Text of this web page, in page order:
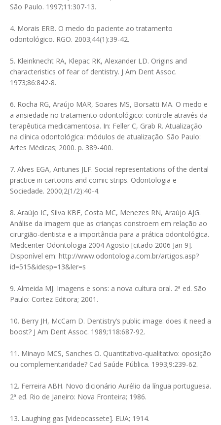
São Paulo. 1997;11:307-13.
4. Morais ERB. O medo do paciente ao tratamento
odontológico. RGO. 2003;44(1):39-42.
5. Kleinknecht RA, Klepac RK, Alexander LD. Origins and
characteristics of fear of dentistry. J Am Dent Assoc.
1973;86:842-8.
6. Rocha RG, Araújo MAR, Soares MS, Borsatti MA. O medo e
a ansiedade no tratamento odontológico: controle através da
terapêutica medicamentosa. In: Feller C, Grab R. Atualização
na clínica odontológica: módulos de atualização. São Paulo:
Artes Médicas; 2000. p. 389-400.
7. Alves EGA, Antunes JLF. Social representations of the dental
practice in cartoons and comic strips. Odontologia e
Sociedade. 2000;2(1/2):40-4.
8. Araújo IC, Silva KBF, Costa MC, Menezes RN, Araújo AJG.
Análise da imagem que as crianças constroem em relação ao
cirurgião-dentista e a importância para a prática odontológica.
Medcenter Odontologia 2004 Agosto [citado 2006 Jan 9].
Disponível em: http://www.odontologia.com.br/artigos.asp?
id=515&idesp=13&ler=s
9. Almeida MJ. Imagens e sons: a nova cultura oral. 2ª ed. São
Paulo: Cortez Editora; 2001.
10. Berry JH, McCam D. Dentistry’s public image: does it need a
boost? J Am Dent Assoc. 1989;118:687-92.
11. Minayo MCS, Sanches O. Quantitativo-qualitativo: oposição
ou complementaridade? Cad Saúde Pública. 1993;9:239-62.
12. Ferreira ABH. Novo dicionário Aurélio da língua portuguesa.
2ª ed. Rio de Janeiro: Nova Fronteira; 1986.
13. Laughing gas [videocassete]. EUA; 1914.